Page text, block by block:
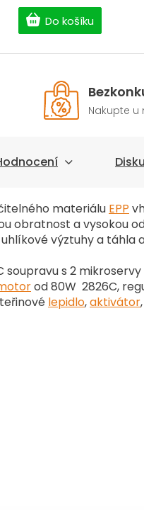
Do košíku
Nakupte u
materiálu EPP
obratnost a vysokou
výztuhy a táhla
soupravu s 2
od 80W 2826C,
lepidlo,aktivátor